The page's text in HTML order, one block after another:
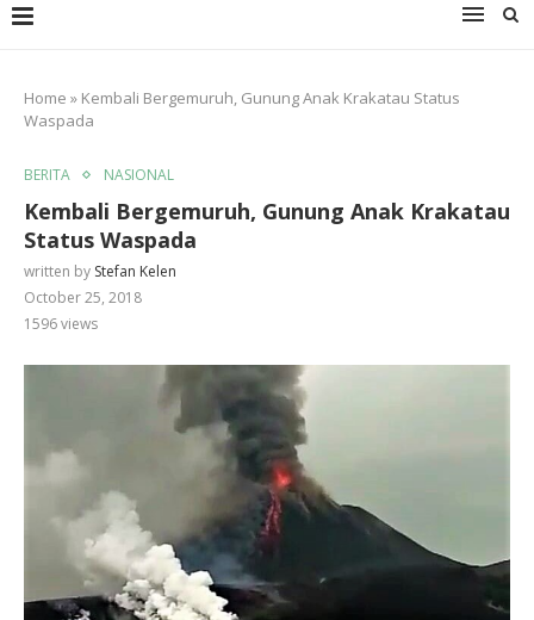
Home » Kembali Bergemuruh, Gunung Anak Krakatau Status
Waspada
BERITA NASIONAL
Kembali Bergemuruh, Gunung Anak Krakatau
Status Waspada
written by Stefan Kelen
October 25, 2018
1596views